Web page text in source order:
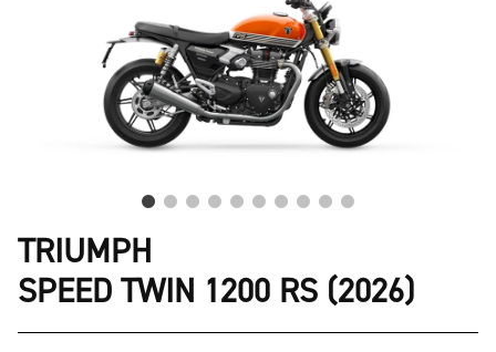
TRIUMPH
SPEED TWIN 1200 RS (2026)